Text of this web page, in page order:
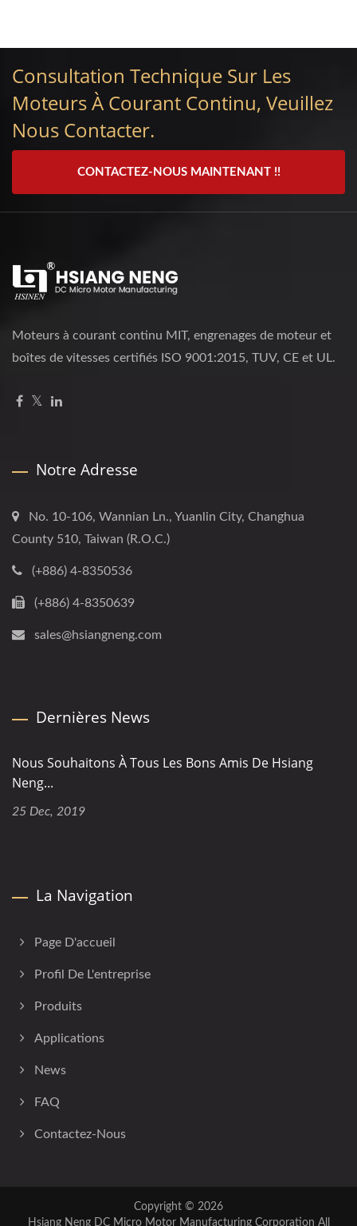
Consultation Technique Sur Les
Moteurs À Courant Continu, Veuillez
Nous Contacter.
CONTACTEZ-NOUS MAINTENANT !!
Moteurs à courant continu MIT, engrenages de moteur et
boîtes de vitesses certifiés ISO 9001:2015, TUV, CE et UL.
Notre Adresse
No. 10-106, Wannian Ln., Yuanlin City, Changhua
County 510, Taiwan (R.O.C.)
(+886) 4-8350536
(+886) 4-8350639
sales@hsiangneng.com
Dernières News
Nous Souhaitons À Tous Les Bons Amis De Hsiang
Neng...
25 Dec, 2019
La Navigation
Page D'accueil
Profil De L'entreprise
Produits
Applications
News
FAQ
Contactez-Nous
Copyright © 2026
Hsiang Neng DC Micro Motor Manufacturing Corporation All